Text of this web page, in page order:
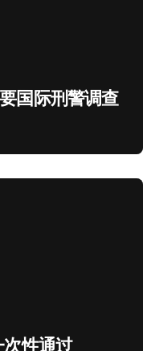
国际刑警调查
次性通过